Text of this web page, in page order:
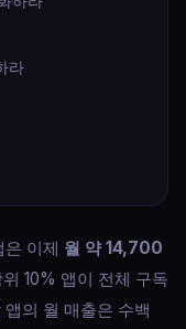
라
이제 월 약 14,700
10% 앱이 전체 구독
의 월 매출은 수백